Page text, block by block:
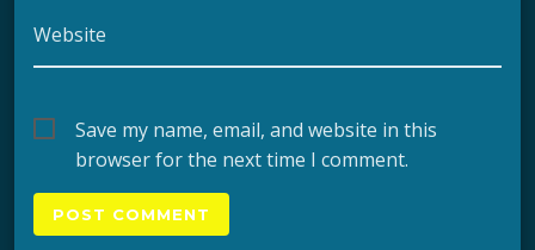
Website
Save my name, email, and website in this
browser for the next time I comment.